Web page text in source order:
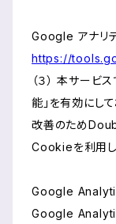
Google アナリテ
https://
（３） 本サー
能」を有効にし
改善のため
Cookieを利用し
Google
Google